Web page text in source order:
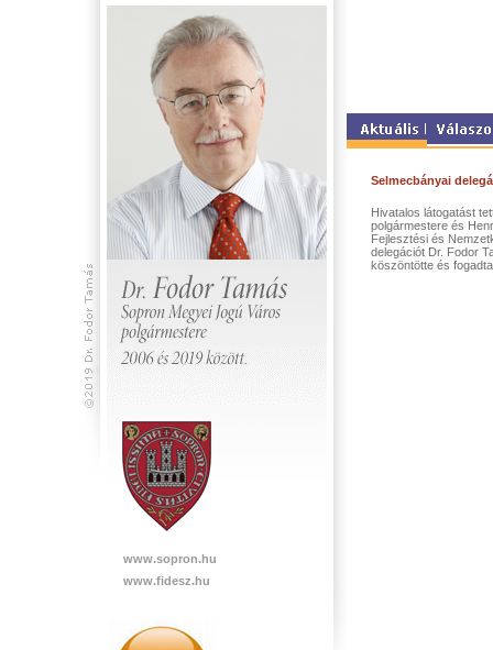
www.sopron.hu
www.fidesz.hu
Selmecbányai
Hivatalos látogatást
polgármestere és
Fejlesztési és
delegációt Dr. Fodor
köszöntötte és